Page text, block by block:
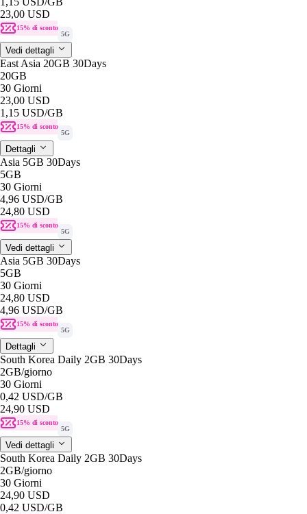
23,00 USD
15% di sconto
5G
Vedi dettagli
East Asia 20GB 30Days
20GB
30 Giorni
23,00 USD
1,15 USD/GB
15% di sconto
5G
Dettagli
Asia 5GB 30Days
5GB
30 Giorni
4,96 USD/GB
24,80 USD
15% di sconto
5G
Vedi dettagli
Asia 5GB 30Days
5GB
30 Giorni
24,80 USD
4,96 USD/GB
15% di sconto
5G
Dettagli
South Korea Daily 2GB 30Days
2GB/giorno
30 Giorni
0,42 USD/GB
24,90 USD
15% di sconto
5G
Vedi dettagli
South Korea Daily 2GB 30Days
2GB/giorno
30 Giorni
24,90 USD
0,42 USD/GB